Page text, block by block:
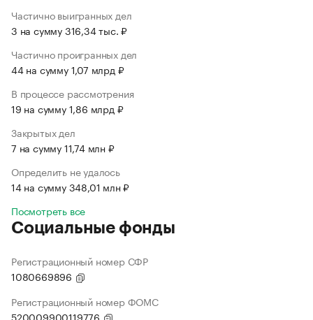
Частично выигранных дел
3 на сумму 316,34 тыс. ₽
Частично проигранных дел
44 на сумму 1,07 млрд ₽
В процессе рассмотрения
19 на сумму 1,86 млрд ₽
Закрытых дел
7 на сумму 11,74 млн ₽
Определить не удалось
14 на сумму 348,01 млн ₽
Посмотреть все
Социальные фонды
Регистрационный номер СФР
1080669896
Регистрационный номер ФОМС
520009900119776